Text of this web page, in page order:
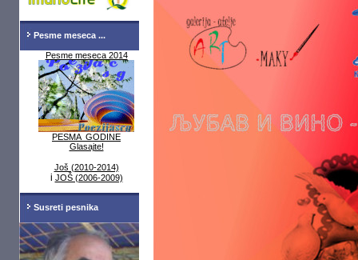
Pesme meseca ...
Pesme meseca 2014
PESMA GODINE
Glasajte!
Još (2010-2014)
i JOŠ (2006-2009)
Susreti pesnika